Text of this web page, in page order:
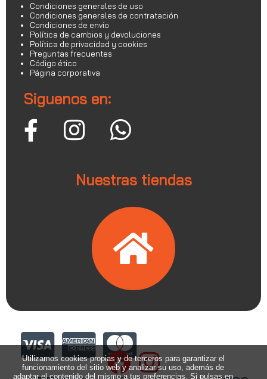
Condiciones generales de uso
Condiciones generales de contratación
Condiciones de envío
Política de cambios y devoluciones
Política de privacidad y cookies
Preguntas frecuentes
Código ético
Página corporativa
Siguenos en:
Nuestras tiendas
Utilizamos cookies propias y de terceros para garantizar el
funcionamiento del sitio web y analizar su uso, además de
adaptar el contenido del mismo a tus preferencias. Si pulsas en